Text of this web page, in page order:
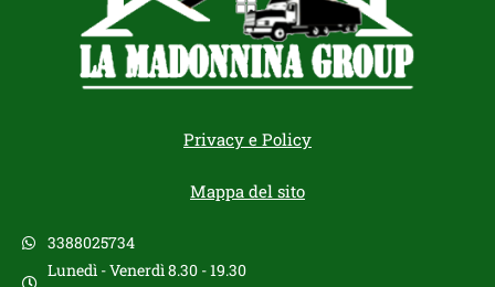
Privacy e Policy
Mappa del sito
3388025734
Lunedì - Venerdì 8.30 - 19.30